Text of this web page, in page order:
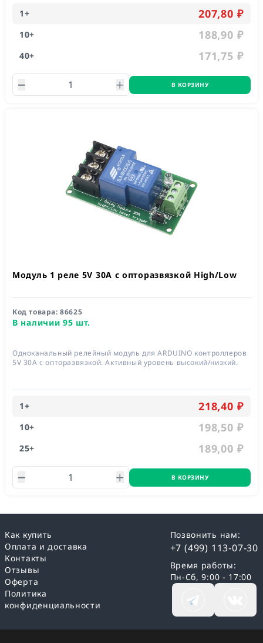
1+ 207,80 ₽
10+ 188,90 ₽
40+ 171,75 ₽
В КОРЗИНУ
Модуль 1 реле 5V 30A с опторазвязкой High/Low
Код товара:86625
В наличии 95 шт.
Одноканальный релейный модуль для ARDUINO контроллеров
5V 30А с опторазвязкой. Активный уровень высокий/низкий.
1+ 218,40 ₽
10+ 198,50 ₽
25+ 189,00 ₽
В КОРЗИНУ
Как купить
Оплата и доставка
Контакты
Отзывы
Оферта
Политика
конфиденциальности
Позвонить нам:
+7 (499) 113-07-30
Время работы:
Пн-Сб, 9:00 - 17:00